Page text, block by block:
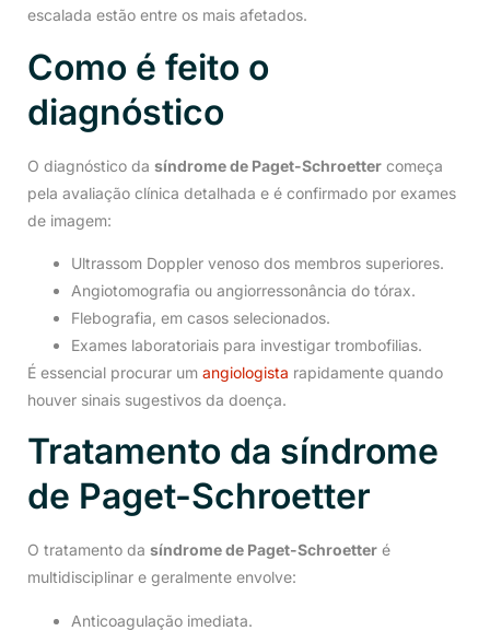
escalada estão entre os mais afetados.
Como é feito o
diagnóstico
O diagnóstico da síndrome de Paget-Schroetter começa
pela avaliação clínica detalhada e é confirmado por exames
de imagem:
Ultrassom Doppler venoso dos membros superiores.
Angiotomografia ou angiorressonância do tórax.
Flebografia, em casos selecionados.
Exames laboratoriais para investigar trombofilias.
É essencial procurar um angiologista rapidamente quando
houver sinais sugestivos da doença.
Tratamento da síndrome
de Paget-Schroetter
O tratamento da síndrome de Paget-Schroetter é
multidisciplinar e geralmente envolve:
Anticoagulação imediata.